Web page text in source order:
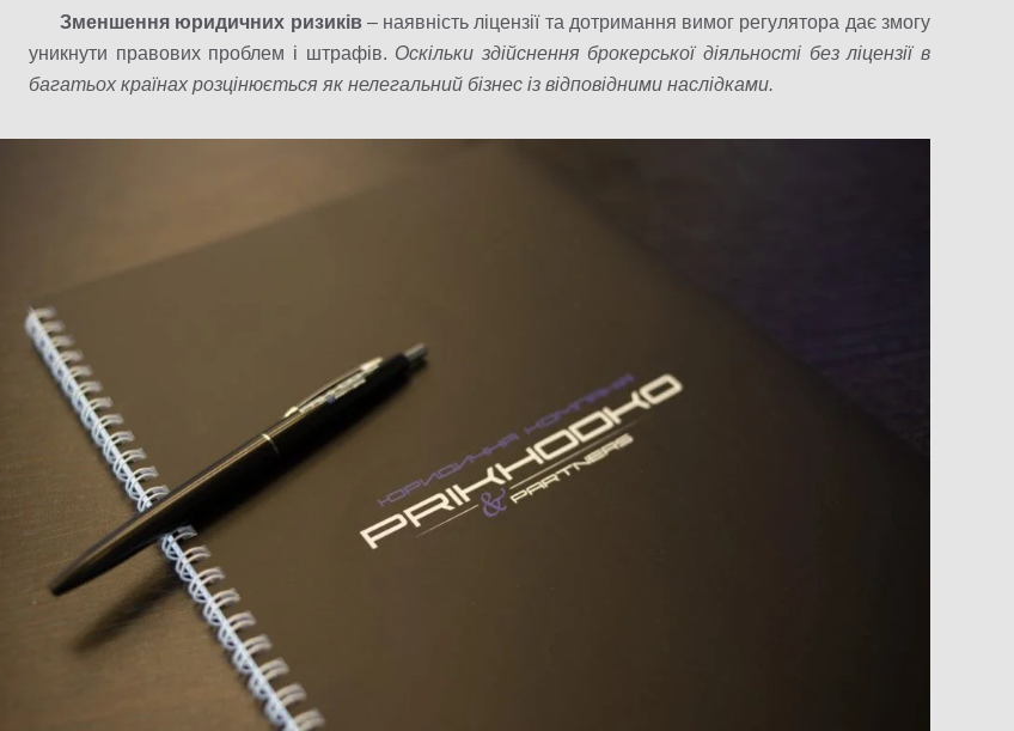
Зменшення юридичних ризиків – наявність ліцензії та дотримання вимог регулятора дає змогу
уникнути правових проблем і штрафів. Оскільки здійснення брокерської діяльності без ліцензії в
багатьох країнах розцінюється як нелегальний бізнес із відповідними наслідками.